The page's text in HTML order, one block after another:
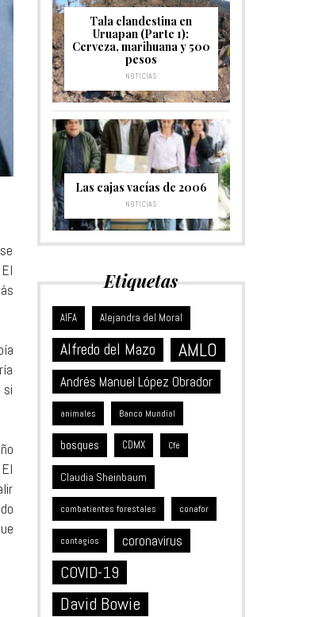
si
Tala clandestina en
Uruapan (Parte 1):
Cerveza, marihuana y 500
pesos
NOTICIAS
Las cajas vacías de 2006
NOTICIAS
Etiquetas
AIFA Alejandra del Moral
Alfredo del Mazo AMLO
Andrés Manuel López Obrador
animales Banco Mundial
bosques CDMX Cfe
Claudia Sheinbaum
combatientes forestales conafor
contagios coronavirus
COVID-19
David Bowie